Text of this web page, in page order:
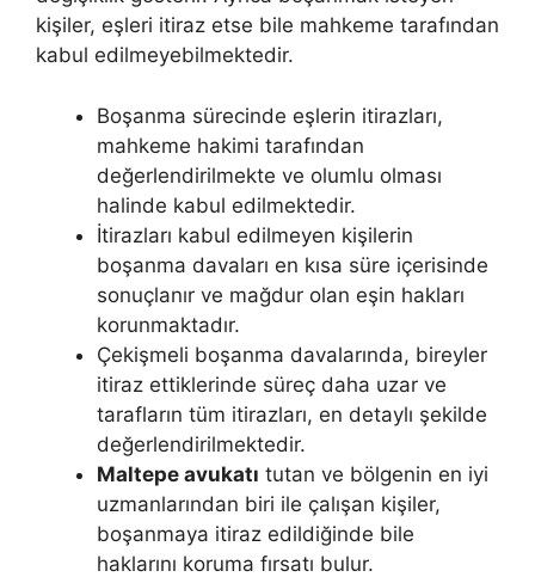
kişiler, eşleri itiraz etse bile mahkeme tarafından
kabul edilmeyebilmektedir.
Boşanma sürecinde eşlerin itirazları,
mahkeme hakimi tarafından
değerlendirilmekte ve olumlu olması
halinde kabul edilmektedir.
İtirazları kabul edilmeyen kişilerin
boşanma davaları en kısa süre içerisinde
sonuçlanır ve mağdur olan eşin hakları
korunmaktadır.
Çekişmeli boşanma davalarında, bireyler
itiraz ettiklerinde süreç daha uzar ve
tarafların tüm itirazları, en detaylı şekilde
değerlendirilmektedir.
Maltepe avukatı tutan ve bölgenin en iyi
uzmanlarından biri ile çalışan kişiler,
boşanmaya itiraz edildiğinde bile
haklarını koruma fırsatı bulur.